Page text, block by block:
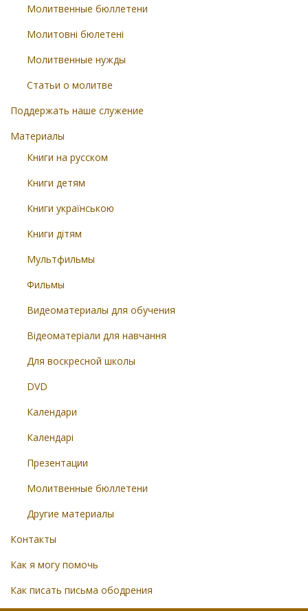
Молитвенные бюллетени
Молитовні бюлетені
Молитвенные нужды
Статьи о молитве
Поддержать наше служение
Материалы
Книги на русском
Книги детям
Книги українською
Книги дітям
Мультфильмы
Фильмы
Видеоматериалы для обучения
Відеоматеріали для навчання
Для воскресной школы
DVD
Календари
Календарі
Презентации
Молитвенные бюллетени
Другие материалы
Контакты
Как я могу помочь
Как писать письма ободрения